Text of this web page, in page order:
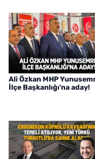
Ali Özkan MHP
İlçe Başkanlığı'na aday!